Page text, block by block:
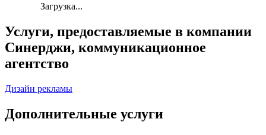
Загрузка...
Услуги, предоставляемые в компании
Синерджи, коммуникационное
агентство
Дизайн рекламы
Дополнительные услуги